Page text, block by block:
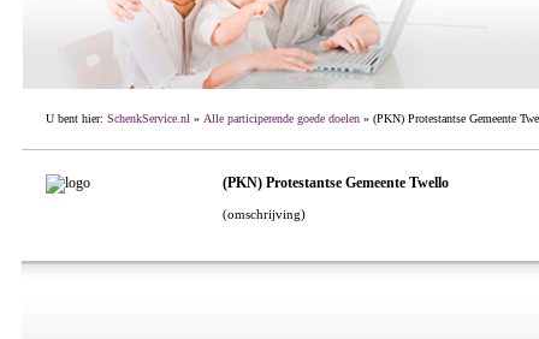
U bent hier: SchenkService.nl » Alle participerende goede doelen» (PKN) Protestantse Gemeente
(PKN) Protestantse Gemeente Twello
(omschrijving)